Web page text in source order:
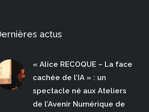
actus
« Alice RECOQUE – La face
cachée de l’IA » : un
spectacle né aux Ateliers
de l’Avenir Numérique de